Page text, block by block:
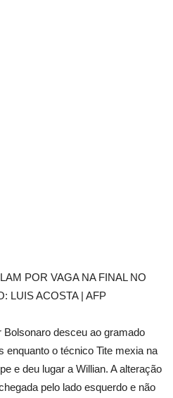
POR VAGA NA FINAL NO
LUIS ACOSTA | AFP
desceu ao gramado
enquanto o técnico Tite mexia na
e deu lugar a Willian. A alteração
pelo lado esquerdo e não